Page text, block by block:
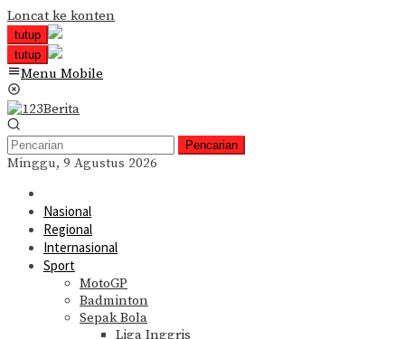
Loncat ke konten
tutup
tutup
Menu Mobile
Pencarian
Minggu, 9 Agustus 2026
Nasional
Regional
Internasional
Sport
MotoGP
Badminton
Sepak Bola
Liga Inggris